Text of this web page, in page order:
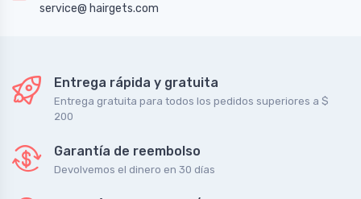
service@ hairgets.com
Entrega rápida y gratuita
Entrega gratuita para todos los pedidos superiores a $
200
Garantía de reembolso
Devolvemos el dinero en 30 días